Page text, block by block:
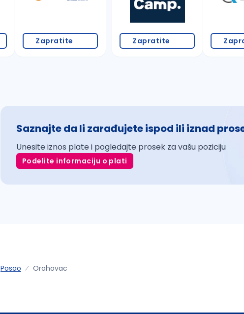
Zapratite Zapratite
Saznajte da li zarađujete ispod ili iznad
Unesite iznos plate i pogledajte prosek za vašu poziciju
Podelite informaciju o plati
Posao Orahovac